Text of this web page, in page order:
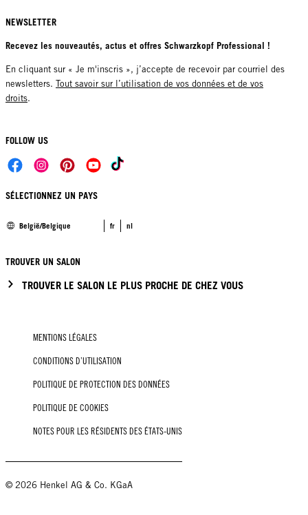
NEWSLETTER
Recevez les nouveautés, actus et offres Schwarzkopf Professional !
En cliquant sur « Je m'inscris », j’accepte de recevoir par courriel des
newsletters. Tout savoir sur l’utilisation de vos données et de vos
droits.
FOLLOW US
SÉLECTIONNEZ UN PAYS
België/Belgique fr nl
TROUVER UN SALON
TROUVER LE SALON LE PLUS PROCHE DE CHEZ VOUS
MENTIONS LÉGALES
CONDITIONS D’UTILISATION
POLITIQUE DE PROTECTION DES DONNÉES
POLITIQUE DE COOKIES
NOTES POUR LES RÉSIDENTS DES ÉTATS-UNIS
© 2026 Henkel AG & Co. KGaA